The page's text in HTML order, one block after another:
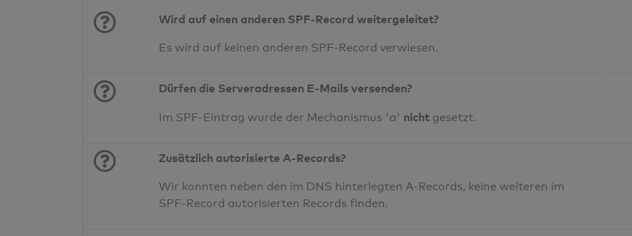
Wird auf einen anderen SPF-Record weitergeleitet?
Es wird auf keinen anderen SPF-Record verwiesen.
Dürfen die Serveradressen E-Mails versenden?
Im SPF-Eintrag wurde der Mechanismus 'a' nicht gesetzt.
Zusätzlich autorisierte A-Records?
Wir konnten neben den im DNS hinterlegten A-Records, keine weiteren im
SPF-Record autorisierten Records finden.